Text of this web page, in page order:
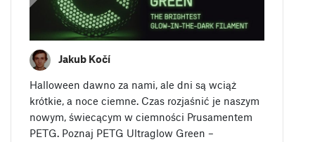
Jakub Kočí
Halloween dawno za nami, ale dni są wciąż
krótkie, a noce ciemne. Czas rozjaśnić je naszym
nowym, świecącym w ciemności Prusamentem
PETG. Poznaj PETG Ultraglow Green –